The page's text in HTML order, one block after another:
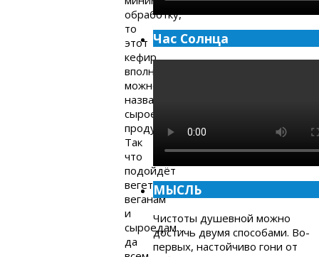
обработку,
то
этот
кефир
вполне
можно
назвать
сыроедческим
продуктом.
Так
что
подойдёт
вегетарианцам,
веганам
и
сыроедам…
да
Час Солнца
МЫСЛЬ
Чистоты душевной можно
достичь двумя способами. Во-
первых, настойчиво гони от